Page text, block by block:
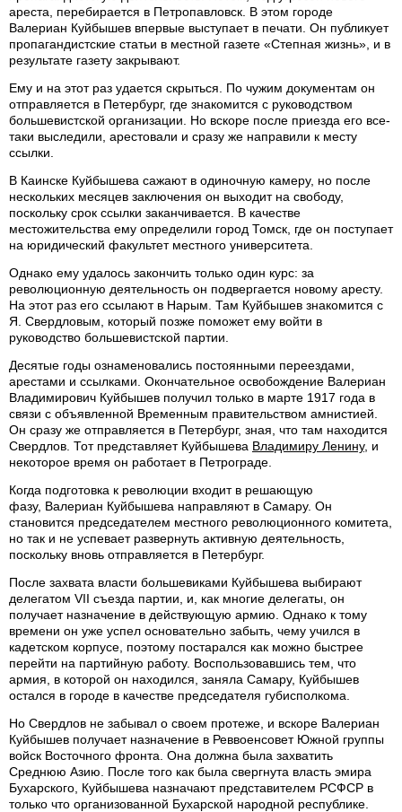
ареста, перебирается в Петропавловск. В этом городе
Валериан Куйбышев впервые выступает в печати. Он публикует
пропагандистские статьи в местной газете «Степная жизнь», и в
результате газету закрывают.
Ему и на этот раз удается скрыться. По чужим документам он
отправляется в Петербург, где знакомится с руководством
большевистской организации. Но вскоре после приезда его все-
таки выследили, арестовали и сразу же направили к месту
ссылки.
В Каинске Куйбышева сажают в одиночную камеру, но после
нескольких месяцев заключения он выходит на свободу,
поскольку срок ссылки заканчивается. В качестве
местожительства ему определили город Томск, где он поступает
на юридический факультет местного университета.
Однако ему удалось закончить только один курс: за
революционную деятельность он подвергается новому аресту.
На этот раз его ссылают в Нарым. Там Куйбышев знакомится с
Я. Свердловым, который позже поможет ему войти в
руководство большевистской партии.
Десятые годы ознаменовались постоянными переездами,
арестами и ссылками. Окончательное освобождение Валериан
Владимирович Куйбышев получил только в марте 1917 года в
связи с объявленной Временным правительством амнистией.
Он сразу же отправляется в Петербург, зная, что там находится
Свердлов. Тот представляет Куйбышева Владимиру Ленину, и
некоторое время он работает в Петрограде.
Когда подготовка к революции входит в решающую
фазу, Валериан Куйбышева направляют в Самару. Он
становится председателем местного революционного комитета,
но так и не успевает развернуть активную деятельность,
поскольку вновь отправляется в Петербург.
После захвата власти большевиками Куйбышева выбирают
делегатом VII съезда партии, и, как многие делегаты, он
получает назначение в действующую армию. Однако к тому
времени он уже успел основательно забыть, чему учился в
кадетском корпусе, поэтому постарался как можно быстрее
перейти на партийную работу. Воспользовавшись тем, что
армия, в которой он находился, заняла Самару, Куйбышев
остался в городе в качестве председателя губисполкома.
Но Свердлов не забывал о своем протеже, и вскоре Валериан
Куйбышев получает назначение в Реввоенсовет Южной группы
войск Восточного фронта. Она должна была захватить
Среднюю Азию. После того как была свергнута власть эмира
Бухарского, Куйбышева назначают представителем РСФСР в
только что организованной Бухарской народной республике.